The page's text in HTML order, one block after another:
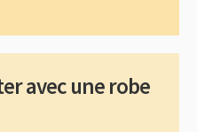
avec une robe